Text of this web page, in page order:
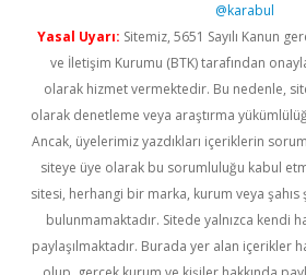
@karabul
Yasal Uyarı: Sitemiz, 5651 Sayılı Kanun
ve İletişim Kurumu (BTK) tarafından
olarak hizmet vermektedir. Bu nedenle,
olarak denetleme veya araştırma
Ancak, üyelerimiz yazdıkları içeriklerin
siteye üye olarak bu sorumluluğu kabul
sitesi, herhangi bir marka, kurum veya şahıs
bulunmamaktadır. Sitede yalnızca kendi
paylaşılmaktadır. Burada yer alan içerikler